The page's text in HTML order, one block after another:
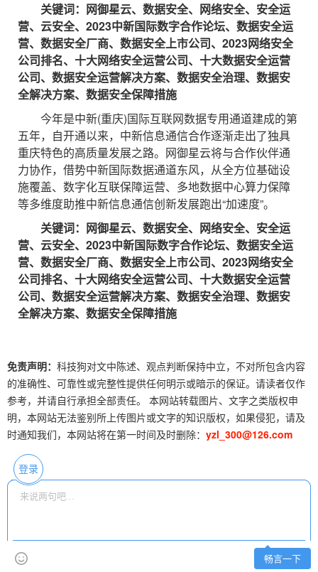
关键词：网御星云、数据安全、网络安全、安全运
营、云安全、2023中新国际数字合作论坛、数据安全运
营、数据安全厂商、数据安全上市公司、2023网络安全
公司排名、十大网络安全运营公司、十大数据安全运营
公司、数据安全运营解决方案、数据安全治理、数据安
全解决方案、数据安全保障措施
今年是中新(重庆)国际互联网数据专用通道建成的第
五年，自开通以来，中新信息通信合作逐渐走出了独具
重庆特色的高质量发展之路。网御星云将与合作伙伴通
力协作，借势中新国际数据通道东风，从全方位基础设
施覆盖、数字化互联保障运营、多地数据中心算力保障
等多维度助推中新信息通信创新发展跑出“加速度”。
关键词：网御星云、数据安全、网络安全、安全运
营、云安全、2023中新国际数字合作论坛、数据安全运
营、数据安全厂商、数据安全上市公司、2023网络安全
公司排名、十大网络安全运营公司、十大数据安全运营
公司、数据安全运营解决方案、数据安全治理、数据安
全解决方案、数据安全保障措施
免责声明： 科技狗对文中陈述、观点判断保持中立，不对所包含内容
的准确性、可靠性或完整性提供任何明示或暗示的保证。请读者仅作
参考，并请自行承担全部责任。 本网站转载图片、文字之类版权申
明，本网站无法鉴别所上传图片或文字的知识版权，如果侵犯，请及
时通知我们，本网站将在第一时间及时删除： yzl_300@126.com
登录
畅言一下